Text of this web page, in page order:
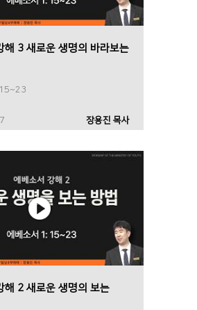
해 3 새로운 생명의 바라보는
장용진 목사
해 2 새로운 생명의 보는